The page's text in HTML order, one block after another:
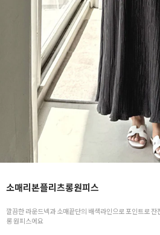
소매리본플리츠롱원피스
깔끔한 라운드넥과 소매끝단의 배색라인으로 포인트로
롱 원피스에요